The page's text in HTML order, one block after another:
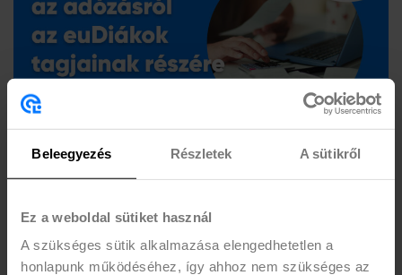
Beleegyezés Részletek A sütikről
Ez a weboldal sütiket használ
A szükséges sütik alkalmazása elengedhetetlen a
honlapunk működéséhez, így ahhoz nem szükséges az
Tájékoztató az adózásról az euDIÁKOK tagjai
A 2023. évre vonatkozó adóigazolásunk már letölthető a honlapunkon
keresztül!